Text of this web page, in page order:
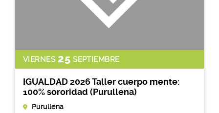
VIERNES 25 SEPTIEMBRE
Purullena
IGUALDAD 2026 Taller cuerpo mente:
100% sororidad (Purullena)